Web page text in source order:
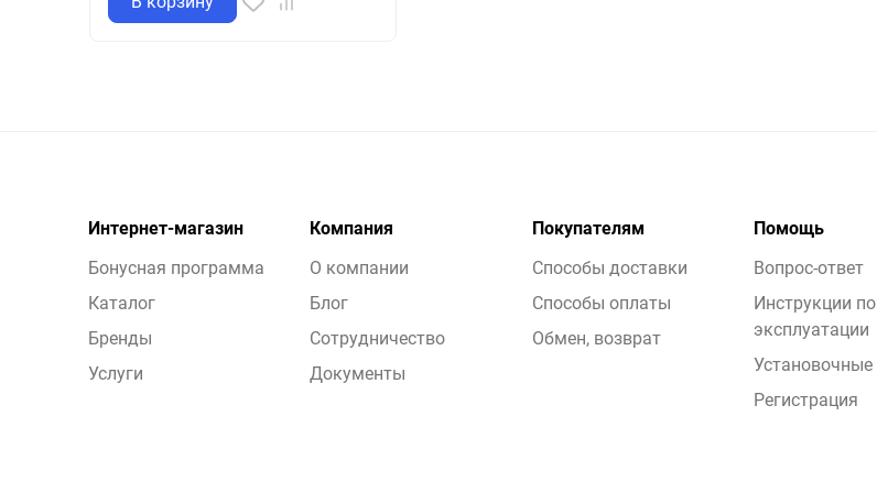
Интернет-магазин
Бонусная программа
Каталог
Бренды
Услуги
Компания
О компании
Блог
Сотрудничество
Документы
Покупателям
Способы доставки
Способы оплаты
Обмен, возврат
Помощь
Вопрос-ответ
Инструкции по
эксплуатации
Установочные
Регистрация